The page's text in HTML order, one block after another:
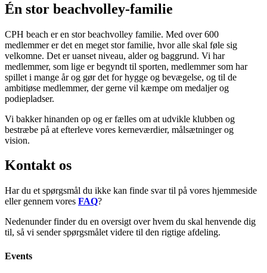
Én stor beachvolley-familie
CPH beach er en stor beachvolley familie. Med over 600
medlemmer er det en meget stor familie, hvor alle skal føle sig
velkomne. Det er uanset niveau, alder og baggrund. Vi har
medlemmer, som lige er begyndt til sporten, medlemmer som har
spillet i mange år og gør det for hygge og bevægelse, og til de
ambitiøse medlemmer, der gerne vil kæmpe om medaljer og
podiepladser.
Vi bakker hinanden op og er fælles om at udvikle klubben og
bestræbe på at efterleve vores kerneværdier, målsætninger og
vision.
Kontakt os
Har du et spørgsmål du ikke kan finde svar til på vores hjemmeside
eller gennem vores FAQ?
Nedenunder finder du en oversigt over hvem du skal henvende dig
til, så vi sender spørgsmålet videre til den rigtige afdeling.
Events